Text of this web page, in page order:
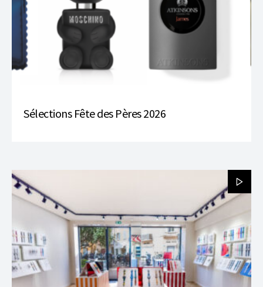
Sélections Fête des Pères 2026